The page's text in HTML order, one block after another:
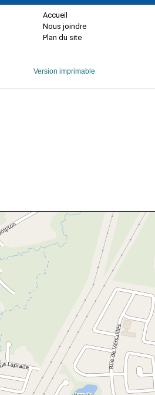
Accueil
Nous joindre
Plan du site
Version imprimable